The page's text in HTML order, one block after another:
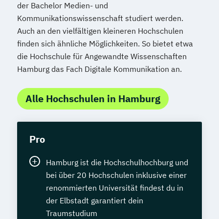
der Bachelor Medien- und
Kommunikationswissenschaft studiert werden.
Auch an den vielfältigen kleineren Hochschulen
finden sich ähnliche Möglichkeiten. So bietet etwa
die Hochschule für Angewandte Wissenschaften
Hamburg das Fach Digitale Kommunikation an.
Alle Hochschulen in Hamburg
Pro
Hamburg ist die Hochschulhochburg und
bei über 20 Hochschulen inklusive einer
renommierten Universität findest du in
der Elbstadt garantiert dein
Traumstudium